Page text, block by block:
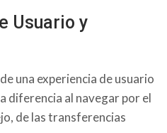
Usuario y
una experiencia de usuario
diferencia al navegar por el
de las transferencias